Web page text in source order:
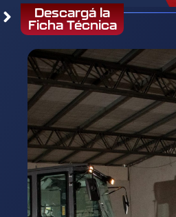
Descargá la
Ficha Técnica